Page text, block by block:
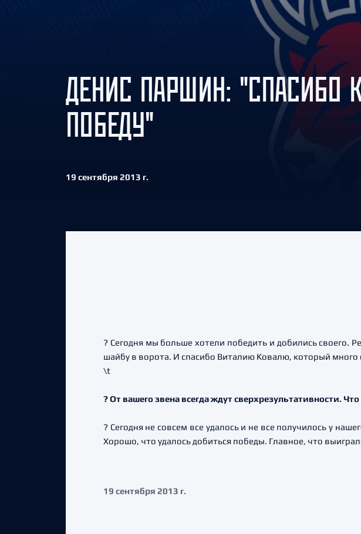
Амур
Барыс
Салават Юлаев
Сибирь
ДЕНИС ПАРШИН: "СПАСИБО
ПОБЕДУ"
19 сентября 2013 г.
? Сегодня мы больше хотели победить и добились своего.
шайбу в ворота. И спасибо Виталию Ковалю, который много
\t
? От вашего звена всегда ждут сверхрезультативности.
? Сегодня не совсем все удалось и не все получилось у
Хорошо, что удалось добиться победы. Главное, что
19 сентября 2013 г.